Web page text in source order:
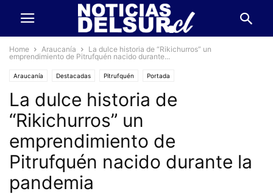
Home Araucanía
La dulce historia de “Rikichurros” un
emprendimiento de Pitrufquén nacido durante...
Araucanía Destacadas Pitrufquén Portada
La dulce historia de
“Rikichurros” un
emprendimiento de
Pitrufquén nacido durante la
pandemia